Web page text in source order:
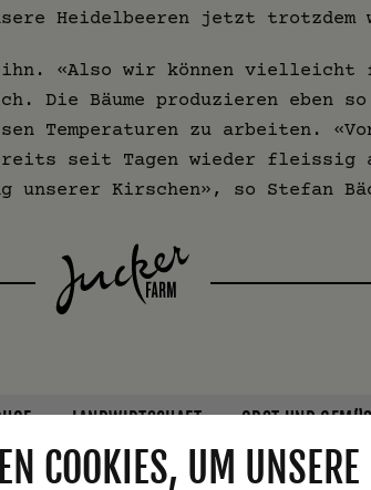
Heidelbeeren jetzt trotzdem
«Also wir können vielleicht
Die Bäume produzieren eben
Temperaturen zu arbeiten.
seit Tagen wieder fleissig
unserer Kirschen», so Stefan
LANDWIRTSCHAFT OBST UND
COOKIES, UM UNSERE